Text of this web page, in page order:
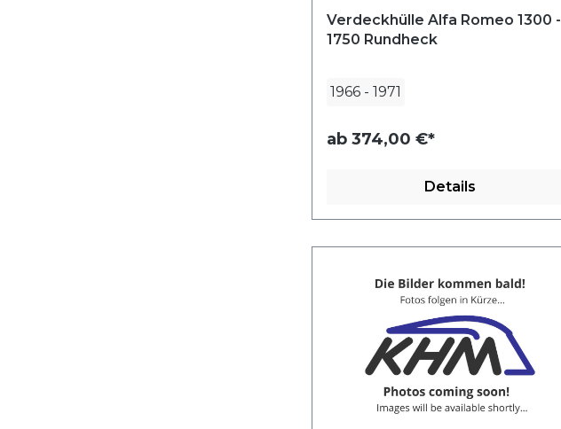
Verdeckhülle Alfa Romeo 1300 -
1750 Rundheck
1966 - 1971
ab 374,00 €*
Details